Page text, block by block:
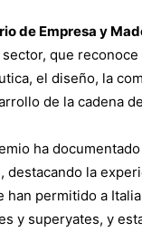
de Empresa y
que reconoce
el diseño, la
de la cadena
ha
destacando la
permitido a
y superyates, y